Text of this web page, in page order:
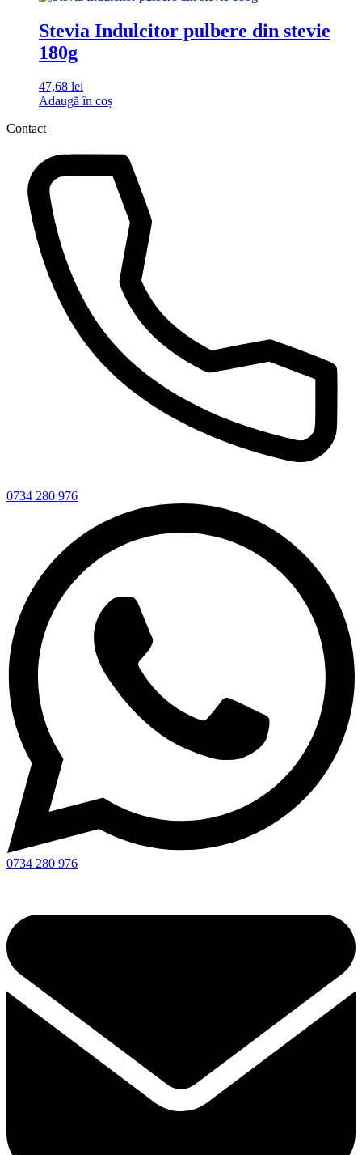
Stevia Indulcitor pulbere din stevie
180g
47,68 lei
Adaugă în coș
Contact
0734 280 976
0734 280 976